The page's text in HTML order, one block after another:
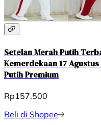
Setelan Merah Putih
Kemerdekaan 17
Putih Premium
Rp157.500
Beli di Shopee